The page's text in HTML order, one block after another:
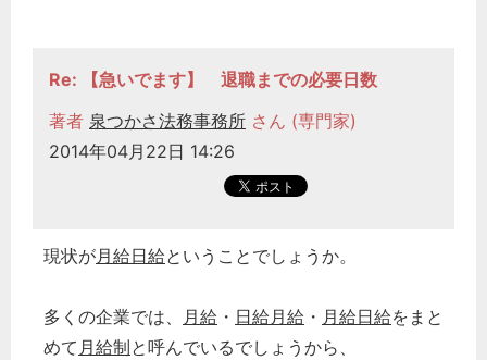
Re: 【急いでます】 退職までの必要日数
著者 泉つかさ法務事務所 さん (専門家)
2014年04月22日 14:26
現状が月給日給ということでしょうか。
多くの企業では、 月給 ・ 日給月給 ・ 月給日給をまと
めて 月給制と呼んでいるでしょうから、